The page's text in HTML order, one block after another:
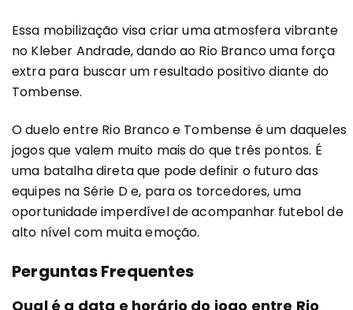
Essa mobilização visa criar uma atmosfera vibrante
no Kleber Andrade, dando ao Rio Branco uma força
extra para buscar um resultado positivo diante do
Tombense.
O duelo entre Rio Branco e Tombense é um daqueles
jogos que valem muito mais do que três pontos. É
uma batalha direta que pode definir o futuro das
equipes na Série D e, para os torcedores, uma
oportunidade imperdível de acompanhar futebol de
alto nível com muita emoção.
Perguntas Frequentes
Qual é a data e horário do jogo entre Rio